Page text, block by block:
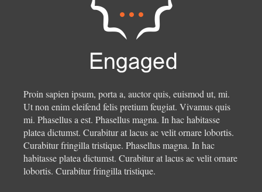
Proin sapien ipsum, porta a, auctor quis, euismod ut, mi.
Ut non enim eleifend felis pretium feugiat. Vivamus quis
mi. Phasellus a est. Phasellus magna. In hac habitasse
platea dictumst. Curabitur at lacus ac velit ornare lobortis.
Curabitur fringilla tristique. Phasellus magna. In hac
habitasse platea dictumst. Curabitur at lacus ac velit ornare
lobortis. Curabitur fringilla tristique.